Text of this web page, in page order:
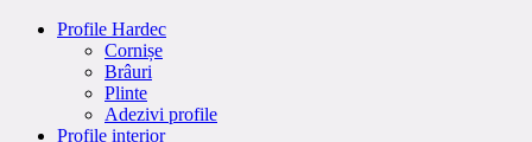
Profile Hardec
Cornișe
Brâuri
Plinte
Adezivi profile
Profile interior